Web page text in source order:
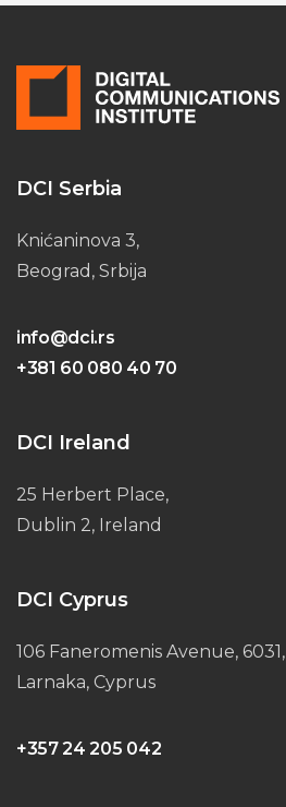
DCI Serbia
Knićaninova 3,
Beograd, Srbija
info@dci.rs
+381 60 080 40 70
DCI Ireland
25 Herbert Place,
Dublin 2, Ireland
DCI Cyprus
106 Faneromenis Avenue, 6031,
Larnaka, Cyprus
+357 24 205 042